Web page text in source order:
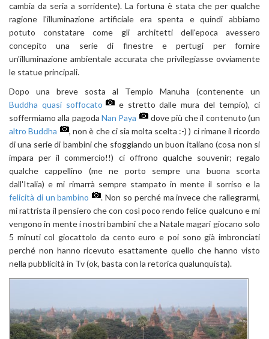
cambia da seria a sorridente). La fortuna è stata che per qualche
ragione l'illuminazione artificiale era spenta e quindi abbiamo
potuto constatare come gli architetti dell'epoca avessero
concepito una serie di finestre e pertugi per fornire
un'illuminazione ambientale accurata che privilegiasse ovviamente
le statue principali.
Dopo una breve sosta al Tempio Manuha (contenente un
Buddha quasi soffocato
e stretto dalle mura del tempio), ci
soffermiamo alla pagoda Nan Paya
dove più che il contenuto (un
altro Buddha
, non è che ci sia molta scelta :-) ) ci rimane il ricordo
di una serie di bambini che sfoggiando un buon italiano (cosa non si
impara per il commercio!!) ci offrono qualche souvenir; regalo
qualche cappellino (me ne porto sempre una buona scorta
dall'Italia) e mi rimarrà sempre stampato in mente il sorriso e la
felicità di un bambino
. Non so perché ma invece che rallegrarmi,
mi rattrista il pensiero che con così poco rendo felice qualcuno e mi
vengono in mente i nostri bambini che a Natale magari giocano solo
5 minuti col giocattolo da cento euro e poi sono già imbronciati
perché non hanno ricevuto esattamente quello che hanno visto
nella pubblicità in Tv (ok, basta con la retorica qualunquista).